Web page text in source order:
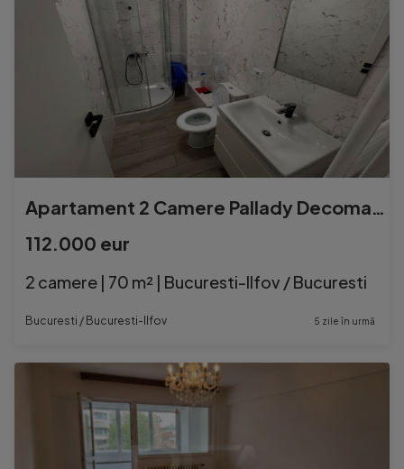
Apartament 2 Camere Pallady Decomandat+loc de parcare
112.000 eur
2 camere | 70 m² | Bucuresti-Ilfov / Bucuresti
Bucuresti / Bucuresti-Ilfov 5 zile în urmă